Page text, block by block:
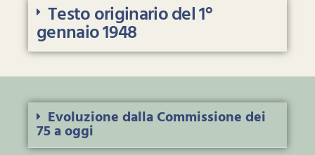
Testo originario del 1°
gennaio 1948
Evoluzione dalla Commissione dei
75 a oggi